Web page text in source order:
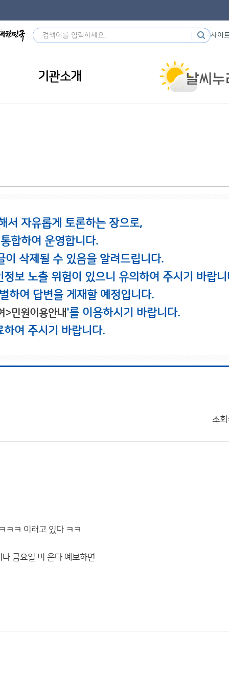
사이
기관소개
서 자유롭게 토론하는 장으로,
합하여 운영합니다.
삭제될 수 있음을 알려드립니다.
보 노출 위험이 있으니 유의하여 주시기 바랍니
하여 답변을 게재할 예정입니다.
>민원이용안내'를 이용하시기 바랍니다.
여 주시기 바랍니다.
조회
ㅋㅋ 이러고 있다 ㅋㅋ
금요일 비 온다 예보하면